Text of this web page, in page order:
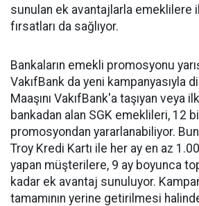
sunulan ek avantajlarla emeklilere
fırsatları da sağlıyor.
Bankaların emekli promosyonu
VakıfBank da yeni kampanyasıyla
Maaşını VakıfBank'a taşıyan veya
bankadan alan SGK emeklileri, 12
promosyondan yararlanabiliyor.
Troy Kredi Kartı ile her ay en az
yapan müşterilere, 9 ay boyunca
kadar ek avantaj sunuluyor.
tamamının yerine getirilmesi